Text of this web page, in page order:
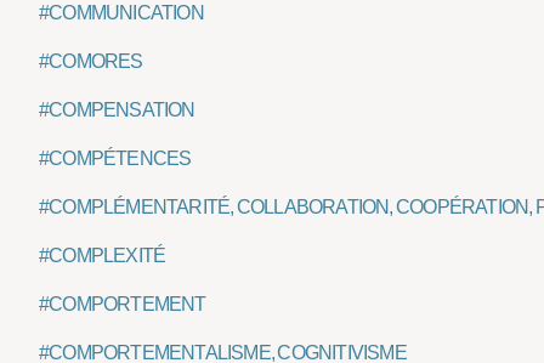
#COMMUNICATION
#COMORES
#COMPENSATION
#COMPÉTENCES
#COMPLÉMENTARITÉ, COLLABORATION, COOPÉRATION,
#COMPLEXITÉ
#COMPORTEMENT
#COMPORTEMENTALISME, COGNITIVISME